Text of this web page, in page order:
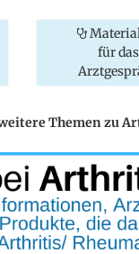
für das
Themen zu